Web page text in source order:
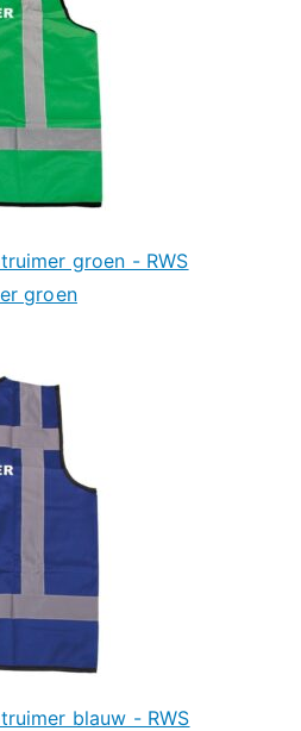
groen - RWS
groen
blauw - RWS